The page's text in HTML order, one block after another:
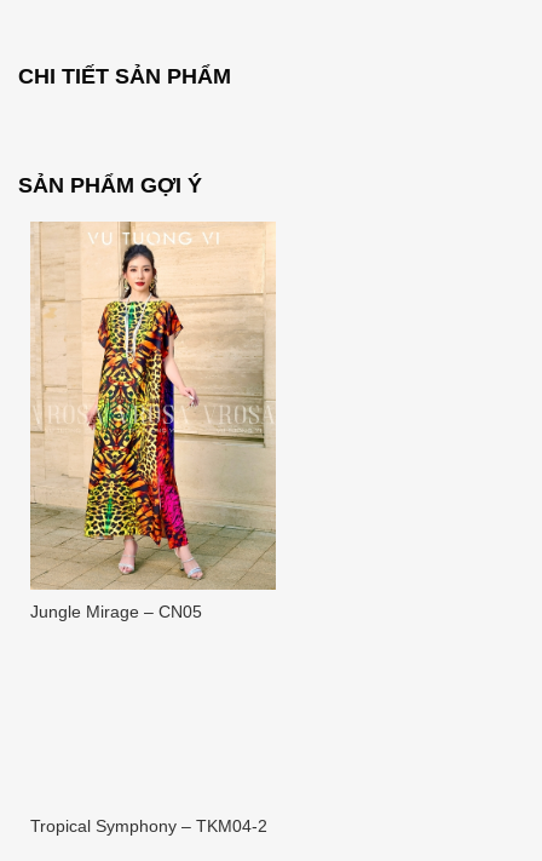
CHI TIẾT SẢN PHẨM
SẢN PHẨM GỢI Ý
Jungle Mirage – CN05
Tropical Symphony – TKM04-2